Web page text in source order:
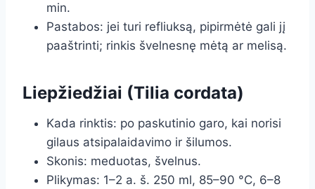
min.
Pastabos: jei turi refliuksą, pipirmėtė gali jį
paaštrinti; rinkis švelnesnę mėtą ar melisą.
Liepžiedžiai (Tilia cordata)
Kada rinktis: po paskutinio garo, kai norisi
gilaus atsipalaidavimo ir šilumos.
Skonis: meduotas, švelnus.
Plikymas: 1–2 a. š. 250 ml, 85–90 °C, 6–8